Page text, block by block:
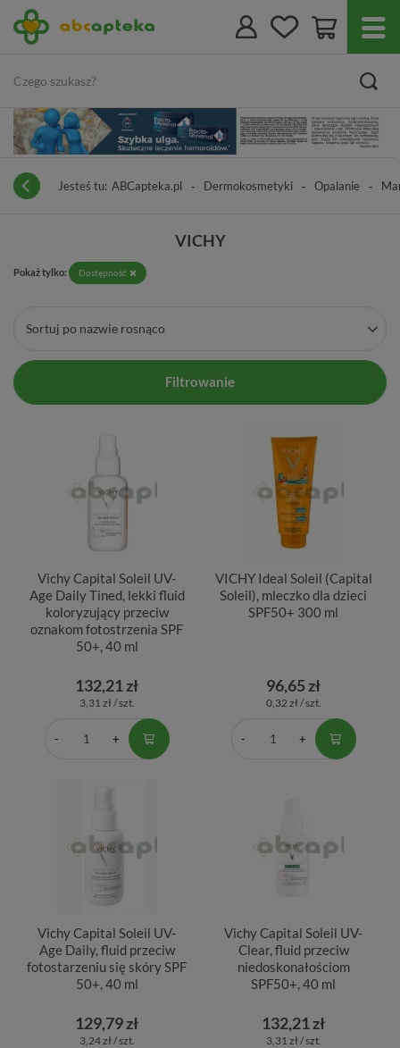
Jesteś tu: ABCapteka.pl Dermokosmetyki Opalanie
VICHY
Pokaż tylko: Dostępność
Sortuj po nazwie rosnąco
Filtrowanie
Vichy Capital Soleil UV-
Age Daily Tined, lekki fluid
koloryzujący przeciw
oznakom fotostrzenia SPF
50+, 40 ml
132,21 zł
3,31 zł / szt.
VICHY Ideal Soleil (Capital
Soleil), mleczko dla dzieci
SPF50+ 300 ml
96,65 zł
0,32 zł / szt.
Vichy Capital Soleil UV-
Age Daily, fluid przeciw
fotostarzeniu się skóry SPF
50+, 40 ml
129,79 zł
3,24 zł / szt.
Vichy Capital Soleil UV-
Clear, fluid przeciw
niedoskonałościom
SPF50+, 40 ml
132,21 zł
3,31 zł / szt.